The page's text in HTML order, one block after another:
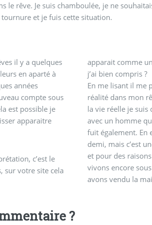
le rêve. Je suis chamboulée, je ne
et je fuis cette situation.
il y a quelques
en aparté à
années
compte sous
est possible je
apparaitre
c’est le
sur votre site cela
apparait comme
j’ai bien compris ?
En me lisant il me
réalité dans mon
la vie réelle je suis
avec un homme
fuit également. En
demi, mais c’est
et pour des
vivons encore
avons vendu la
extrêmement
?